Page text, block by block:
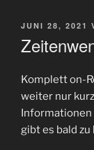
JUNI 28, 2021
Komplett on-
weiter nur
Informationen
gibt es bald zu